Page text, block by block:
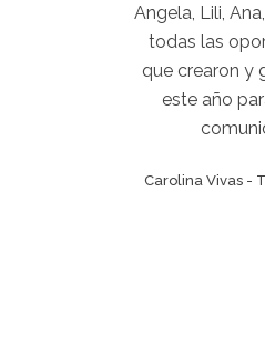
Angela, Lili,
todas las
que crearon y
este año
Carolina Vivas -